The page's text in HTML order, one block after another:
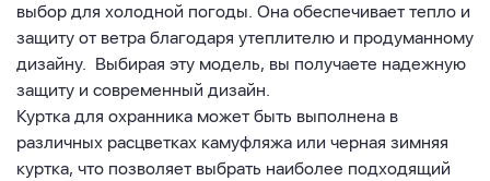
выбор для холодной погоды. Она обеспечивает тепло и
защиту от ветра благодаря утеплителю и продуманному
дизайну. Выбирая эту модель, вы получаете надежную
защиту и современный дизайн.
Куртка для охранника может быть выполнена в
различных расцветках камуфляжа или черная зимняя
куртка, что позволяет выбрать наиболее подходящий